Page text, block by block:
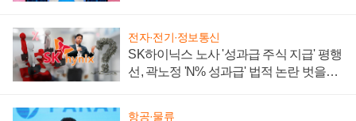
전자·전기·정보통신
SK하이닉스 노사 '성과급 주식 지급' 평행
선, 곽노정 'N% 성과급' 법적 논란 벗을지
항공·물류